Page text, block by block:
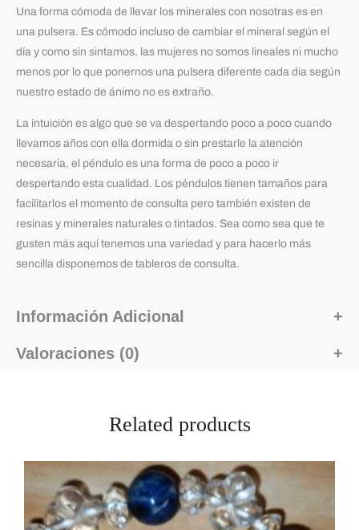
Una forma cómoda de llevar los minerales con nosotras es en
una pulsera. Es cómodo incluso de cambiar el mineral según el
día y como sin sintamos, las mujeres no somos lineales ni mucho
menos por lo que ponernos una pulsera diferente cada día según
nuestro estado de ánimo no es extraño.
La intuición es algo que se va despertando poco a poco cuando
llevamos años con ella dormida o sin prestarle la atención
necesaria, el péndulo es una forma de poco a poco ir
despertando esta cualidad. Los péndulos tienen tamaños para
facilitarlos el momento de consulta pero también existen de
resinas y minerales naturales o tintados. Sea como sea que te
gusten más aquí tenemos una variedad y para hacerlo más
sencilla disponemos de tableros de consulta.
Información Adicional
Valoraciones (0)
Related products